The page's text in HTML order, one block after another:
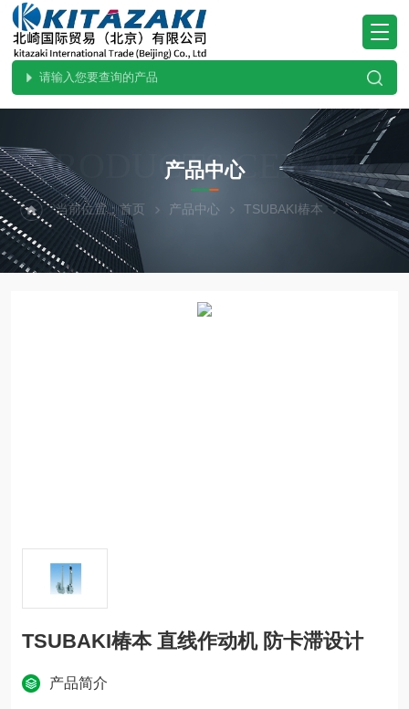
PRODUCTS CENTER
产品中心
当前位置：首页 产品中心 TSUBAKI椿本 直线作动
TSUBAKI椿本 直线作动机 防卡滞设计
产品简介